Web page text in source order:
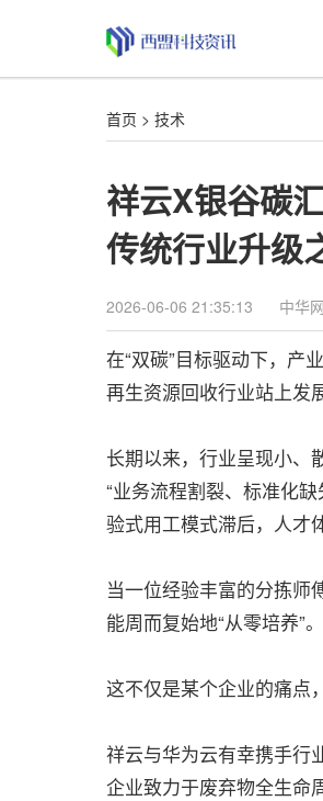
首页 > 技术
祥云X银谷碳
传统行业升级
2026-06-06 21:35:13 中华网
在“双碳”目标驱动下，产
再生资源回收行业站上发
长期以来，行业呈现小、
“业务流程割裂、标准化
验式用工模式滞后，人才
当一位经验丰富的分拣师
能周而复始地“从零培养”。
这不仅是某个企业的痛点
祥云与华为云有幸携手
企业致力于废弃物全生命